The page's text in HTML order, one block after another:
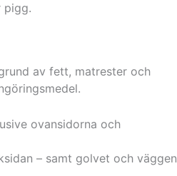
pigg.
av fett, matrester och
ovansidorna och
– samt golvet och väggen